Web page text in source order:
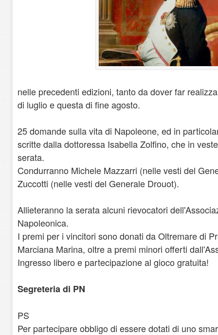
nelle precedenti edizioni, tanto da dover far
di luglio e questa di fine agosto.
25 domande sulla vita di Napoleone, ed in
scritte dalla dottoressa Isabella Zolfino, che in
serata.
Condurranno Michele Mazzarri (nelle vesti del
Zuccotti (nelle vesti del Generale Drouot).
Allieteranno la serata alcuni rievocatori
Napoleonica.
I premi per i vincitori sono donati da Oltremare di
Marciana Marina, oltre a premi minori offerti
Ingresso libero e partecipazione al gioco gratuita!
Segreteria di PN
PS
Per partecipare obbligo di essere dotati di uno